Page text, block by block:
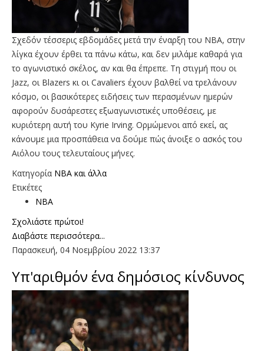
Σχεδόν τέσσερις εβδομάδες μετά την έναρξη του NBA, στην
λίγκα έχουν έρθει τα πάνω κάτω, και δεν μιλάμε καθαρά για
το αγωνιστικό σκέλος, αν και θα έπρεπε. Τη στιγμή που οι
Jazz, οι Blazers κι οι Cavaliers έχουν βαλθεί να τρελάνουν
κόσμο, οι βασικότερες ειδήσεις των περασμένων ημερών
αφορούν δυσάρεστες εξωαγωνιστικές υποθέσεις, με
κυριότερη αυτή του Kyrie Irving. Ορμώμενοι από εκεί, ας
κάνουμε μια προσπάθεια να δούμε πώς άνοιξε ο ασκός του
Αιόλου τους τελευταίους μήνες.
Κατηγορία NBA και άλλα
Ετικέτες
NBA
Σχολιάστε πρώτοι!
Διαβάστε περισσότερα...
Παρασκευή, 04 Νοεμβρίου 2022 13:37
Υπ'αριθμόν ένα δημόσιος κίνδυνος